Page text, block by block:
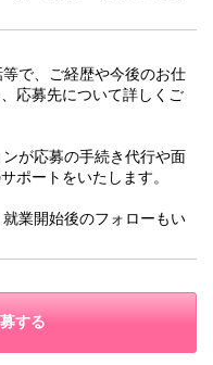
で、ご経歴や今後のお仕
応募先について詳しくご
が応募の手続き代行や面
ポートをいたします。
業開始後のフォローもい
する